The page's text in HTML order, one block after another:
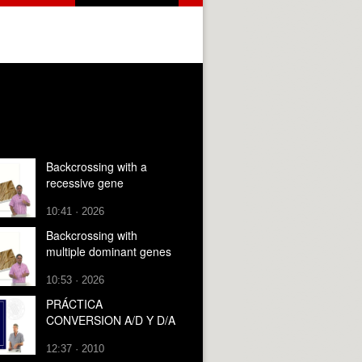
Backcrossing with a
recessive gene
10:41 · 2026
Backcrossing with
multiple dominant genes
10:53 · 2026
PRÁCTICA
CONVERSION A/D Y D/A
12:37 · 2010